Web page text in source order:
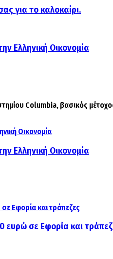
για το καλοκαίρι.
Ελληνική Οικονομία
Columbia, βασικός
Ελληνική Οικονομία
ευρώ σε Εφορία και